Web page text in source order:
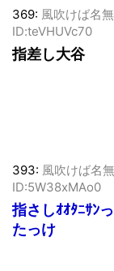
369: 風吹けば名
ID:teVHUVc70
指差し大谷
393: 風吹けば名
ID:5W38xMAo0
指さしｵｵﾀﾆｻﾝ
たっけ